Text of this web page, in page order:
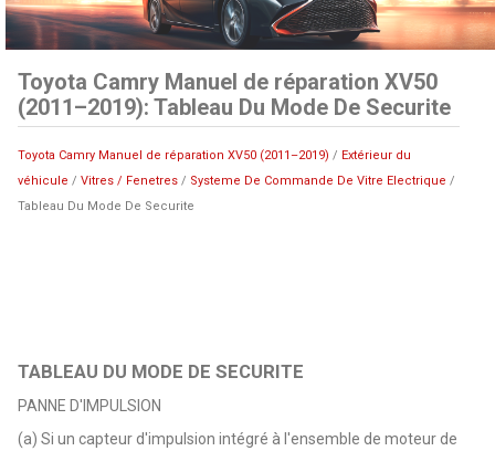
Toyota Camry Manuel de réparation XV50
(2011–2019): Tableau Du Mode De Securite
Toyota Camry Manuel de réparation XV50 (2011–2019) / Extérieur du
véhicule /Vitres / Fenetres / Systeme De Commande De Vitre Electrique /
Tableau Du Mode De Securite
TABLEAU DU MODE DE SECURITE
PANNE D'IMPULSION
(a) Si un capteur d'impulsion intégré à l'ensemble de moteur de